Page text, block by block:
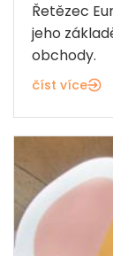
Řetězec
jeho
obchody.
číst více